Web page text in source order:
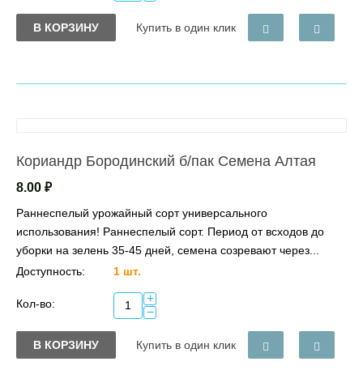
В КОРЗИНУ Купить в один клик
Кориандр Бородинский б/пак Семена Алтая
8.00 ₽
Раннеспелый урожайный сорт универсального
использования! Раннеспелый сорт. Период от всходов до
уборки на зелень 35-45 дней, семена созревают через...
Доступность:
1 шт.
Кол-во:
+
−
В КОРЗИНУ Купить в один клик